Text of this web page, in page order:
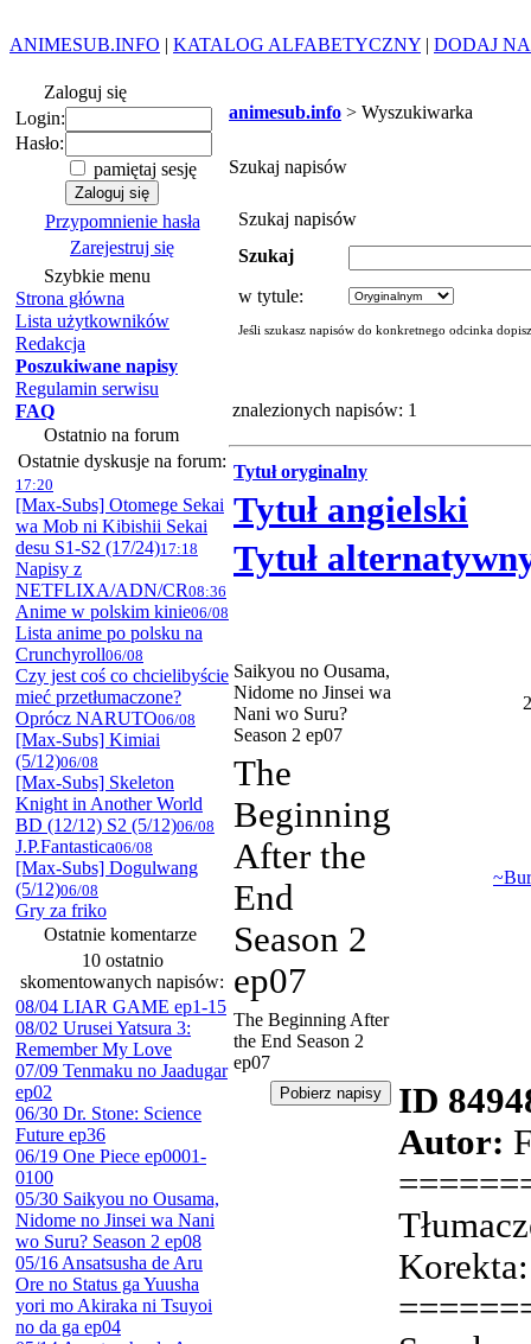
ANIMESUB.INFO | KATALOG ALFABETYCZNY | DODAJ
Zaloguj się
Login:
Hasło:
pamiętaj sesję
Przypomnienie hasła
Zarejestruj się
Szybkie menu
Strona główna
Lista użytkowników
Redakcja
Poszukiwane napisy
Regulamin serwisu
FAQ
Ostatnio na forum
Ostatnie dyskusje na forum:
17:20
[Max-Subs] Otomege Sekai
wa Mob ni Kibishii Sekai
desu S1-S2 (17/24)17:18
Napisy z
NETFLIXA/ADN/CR08:36
Anime w polskim kinie06/08
Lista anime po polsku na
Crunchyroll06/08
Czy jest coś co chcielibyście
mieć przetłumaczone?
Oprócz NARUTO06/08
[Max-Subs] Kimiai
(5/12)06/08
[Max-Subs] Skeleton
Knight in Another World
BD (12/12) S2 (5/12)06/08
J.P.Fantastica06/08
[Max-Subs] Dogulwang
(5/12)06/08
Gry za friko
Ostatnie komentarze
10 ostatnio
skomentowanych napisów:
08/04 LIAR GAME ep1-15
08/02 Urusei Yatsura 3:
Remember My Love
07/09 Tenmaku no Jaadugar
ep02
06/30 Dr. Stone: Science
Future ep36
06/19 One Piece ep0001-
0100
05/30 Saikyou no Ousama,
Nidome no Jinsei wa Nani
wo Suru? Season 2 ep08
05/16 Ansatsusha de Aru
Ore no Status ga Yuusha
yori mo Akiraka ni Tsuyoi
no da ga ep04
animesub.info > Wyszukiwarka
Szukaj napisów
Szukaj napisów
Szukaj
w tytule:
Jeśli szukasz napisów do konkretnego odcinka
znalezionych napisów: 1
Tytuł oryginalny
Tytuł angielski
Tytuł
Saikyou no Ousama,
Nidome no Jinsei wa
Nani wo Suru?
Season 2 ep07
The
Beginning
After the
End
Season 2
ep07
The Beginning After
the End Season 2
ep07
ID
Autor: